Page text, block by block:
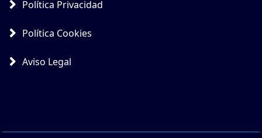
Política Privacidad
Política Cookies
Aviso Legal